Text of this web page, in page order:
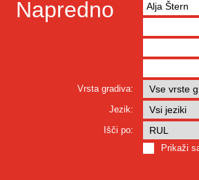
Napredno
Vrsta gradiva:
Jezik:
Išči po:
Prikaži